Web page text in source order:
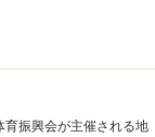
振興会が主催される地